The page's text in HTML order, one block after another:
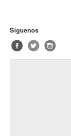
Síguenos